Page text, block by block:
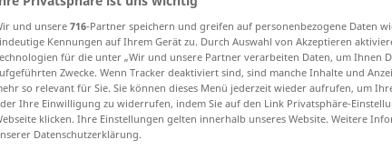
antippen)
und unsere 716-Partner speichern und greifen auf personenbezogene Daten
Kennungen auf Ihrem Gerät zu. Durch Auswahl von Akzeptieren
für die unter „Wir und unsere Partner verarbeiten Daten, um Ihnen
Zwecke. Wenn Tracker deaktiviert sind, sind manche Inhalte und
so relevant für Sie. Sie können dieses Menü jederzeit wieder aufrufen, um
Ihre Einwilligung zu widerrufen, indem Sie auf den Link Privatsphäre-
klicken. Ihre Einstellungen gelten innerhalb unseres Website. Weitere
Datenschutzerklärung.